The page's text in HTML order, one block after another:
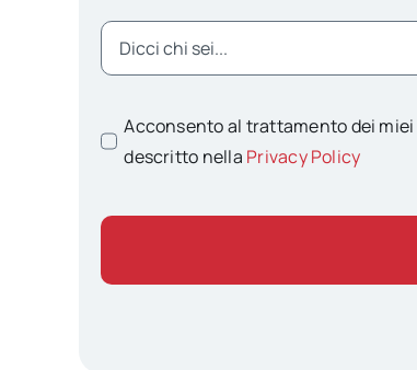
Acconsento al trattamento dei
descritto nella Privacy Policy